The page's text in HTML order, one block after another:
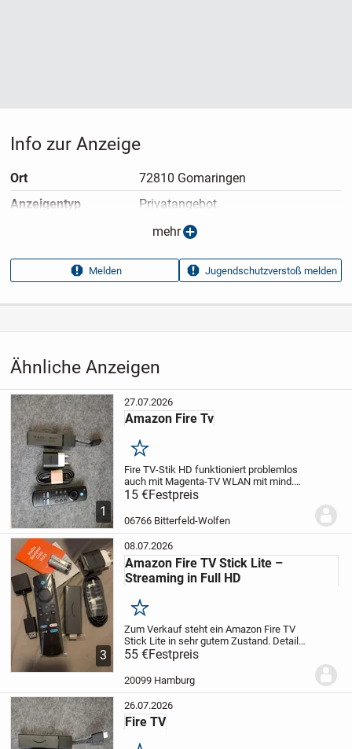
Ähnliche Anzeigen
1
27.07.2026
Amazon Fire Tv
Merken
Fire TV-Stik HD funktioniert problemlos
auch mit Magenta-TVWLAN mit mind.
50Mbit/sec. und AMAZON Kundenkonto
sind Voraussetzung.
HERMES
15 €Festpreis
06766 Bitterfeld-Wolfen
3
08.07.2026
Amazon Fire TV Stick Lite –
Streaming in Full HD
Merken
Zum Verkauf steht ein Amazon Fire TV
Stick Lite in sehr gutem Zustand. Details:
• Streaming in Full HD
Sprachfernbedienung Lite
Prime Video, Netflix, YouTube, Disney+,...
55 €Festpreis
20099 Hamburg
26.07.2026
Fire TV
Info zur Anzeige
Ort
72810 Gomaringen
Anzeigen­typ
Privatangebot
07.07.2026
Anzeigen­kennung
42be687a
Aufrufe dieser
28
Unterhaltungselektronik›TV›
mehr
Melden Jugendschutzverstoß melden